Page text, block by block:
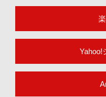
Yahoo!